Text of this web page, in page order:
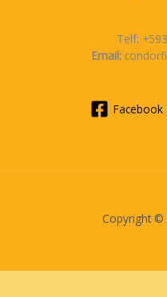
Telf:
Email:
Facebook
Copyright ©